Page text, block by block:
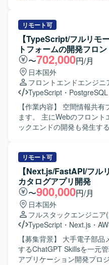
のWebアプリケーション開
Search、ベクトルDB、
どを用いて開発を行ってい
いただきます。会計データ
満たしながら、開発チーム
る環境を構築していただき
標化、IaCによる再現性のあ
バビリティ基盤の整備を通
組織に根付かせていただきます。 【求める人物像
ラやSRE領域に強い関心を
に主体的に取り組んでいた
チームと連携しながら、信
立を意識して行動できる方が望まし
の魅力】 自社プロダクトと
という高いセキュリティ要
て、信頼性工学や運用自動
いただけます。 【開発環境】 Azureを中心としたクラウド
インフラ、Terraformによる
Doorを用いた負荷分散、
Insights を用いた監視とア
バックアップ・リストア運
きます。
リモート可
【TypeScript/フルリモ
トフォームの開発フロ
〜702,000円/月
日本国外
フロントエンドエンジニ
TypeScript ・ PostgreSQL
【作業内容】 空間情報共
ます。 主にWebのフロン
ックエンドの開発も発生する可能
ベースは PostgreSQL を利
TypeScript、Vitest、
Framework です。
リモート可
【Next.js/FastAPI/フ
カタログアプリ開発
〜900,000円/月
日本国外
フルスタックエンジニア
TypeScript ・ Next.js ・
【募集背景】 大手電子部
するChatGPT Skillsを一元
アプリケーション開発プロ